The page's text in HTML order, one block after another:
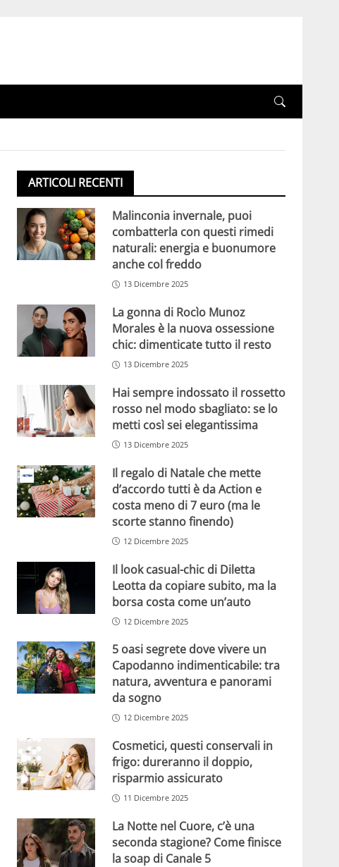
ARTICOLI RECENTI
Malinconia invernale, puoi
combatterla con questi rimedi
naturali: energia e buonumore
anche col freddo
13 Dicembre 2025
La gonna di Rocìo Munoz
Morales è la nuova ossessione
chic: dimenticate tutto il resto
13 Dicembre 2025
Hai sempre indossato il rossetto
rosso nel modo sbagliato: se lo
metti così sei elegantissima
13 Dicembre 2025
Il regalo di Natale che mette
d’accordo tutti è da Action e
costa meno di 7 euro (ma le
scorte stanno finendo)
12 Dicembre 2025
Il look casual-chic di Diletta
Leotta da copiare subito, ma la
borsa costa come un’auto
12 Dicembre 2025
5 oasi segrete dove vivere un
Capodanno indimenticabile: tra
natura, avventura e panorami
da sogno
12 Dicembre 2025
Cosmetici, questi conservali in
frigo: dureranno il doppio,
risparmio assicurato
11 Dicembre 2025
La Notte nel Cuore, c’è una
seconda stagione? Come finisce
la soap di Canale 5